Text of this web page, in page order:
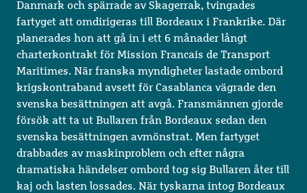
Danmark och spärrade av Skagerrak, tvingades
fartyget att omdirigeras till Bordeaux i Frankrike. Där
planerades hon att gå in i ett 6 månader långt
charterkontrakt för Mission Francais de Transport
Maritimes. När franska myndigheter lastade ombord
krigskontraband avsett för Casablanca vägrade den
svenska besättningen att avgå. Fransmännen gjorde
försök att ta ut Bullaren från Bordeaux sedan den
svenska besättningen avmönstrat. Men fartyget
drabbades av maskinproblem och efter några
dramatiska händelser ombord tog sig Bullaren åter till
kaj och lasten lossades. När tyskarna intog Bordeaux